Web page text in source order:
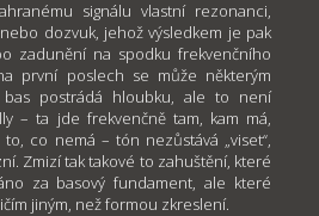
signálu vlastní rezonanci,
dozvuk, jehož výsledkem je pak
zadunění na spodku frekvenčního
první poslech se může některým
postrádá hloubku, ale to není
– ta jde frekvenčně tam, kam má,
co nemá – tón nezůstává „viset“,
Zmizí tak takové to zahuštění, které
za basový fundament, ale které
jiným, než formou zkreslení.